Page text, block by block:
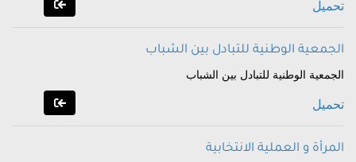
تحميل
الجمعية الوطنية للتبادل بين الشباب
الجمعية الوطنية للتبادل بين الشباب
تحميل
المرأة و العملية الانتخابية